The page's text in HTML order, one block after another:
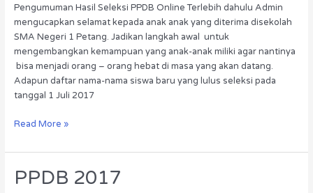
Pengumuman Hasil Seleksi PPDB Online Terlebih dahulu Admin
mengucapkan selamat kepada anak anak yang diterima disekolah
SMA Negeri 1 Petang. Jadikan langkah awal untuk
mengembangkan kemampuan yang anak-anak miliki agar nantinya
bisa menjadi orang – orang hebat di masa yang akan datang.
Adapun daftar nama-nama siswa baru yang lulus seleksi pada
tanggal 1 Juli 2017
TP.
2017/2018
Read More »
PPDB 2017
PPDB
2017